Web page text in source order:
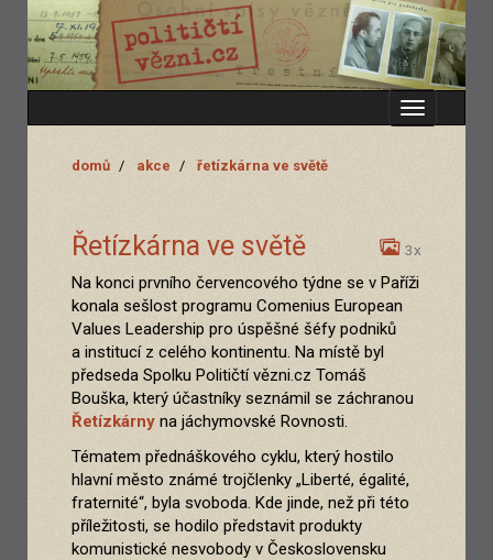
Zobrazit
domů akce řetízkárna ve světě
Řetízkárna ve světě 3x
Na konci prvního červencového týdne se v Paříži
konala sešlost programu Comenius European
Values Leadership pro úspěšné šéfy podniků
a institucí z celého kontinentu. Na místě byl
předseda Spolku Političtí vězni.cz Tomáš
Bouška, který účastníky seznámil se záchranou
Řetízkárny na jáchymovské Rovnosti.
Tématem přednáškového cyklu, který hostilo
hlavní město známé trojčlenky „Liberté, égalité,
fraternité“, byla svoboda. Kde jinde, než při této
příležitosti, se hodilo představit produkty
komunistické nesvobody v Československu